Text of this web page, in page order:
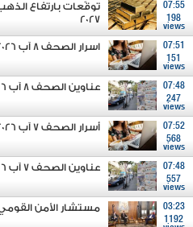
07:55
198
views
2027
07:51
151
views
اسرار الصحف 8 آب 2026
07:48
247
views
عناوين الصحف 8 آب 2026
07:52
568
views
أسرار الصحف 7 آب 2026
07:48
557
views
عناوين الصحف 7 آب 2026
03:23
1192
مستشار الأمن القومي